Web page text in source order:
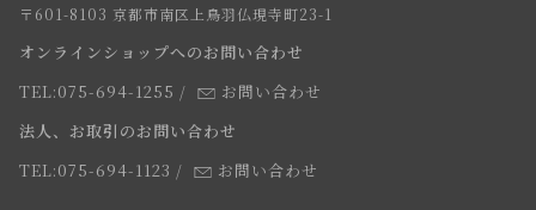
よくあるご質問
求人情報
法人のお客様
スタッフ
〒601-8103 京都市南区上鳥羽仏現寺町23-1
オンラインショップへのお問い合わせ
TEL:075-694-1255 /
お問い合わせ
法人、お取引のお問い合わせ
TEL:075-694-1123 / お問い合わせ